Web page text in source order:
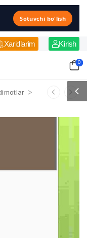
Sotuvchi bo'lish
Xaridlarim Kirish
0
>